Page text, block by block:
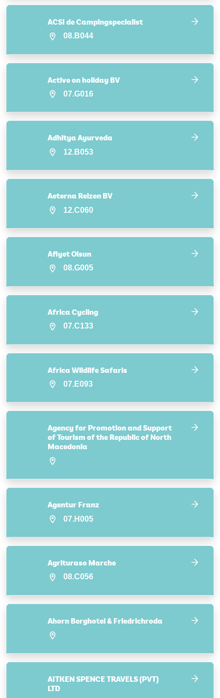
ACSI de Campingspecialist
08.B044
Active on holiday BV
07.G016
Adhitya Ayurveda
12.B053
Aeterna Reizen BV
12.C060
Afiyet Olsun
08.G005
Africa Cycling
07.C133
Africa Wildlife Safaris
07.E093
Agency for Promotion and Support
of Tourism of the Republic of North
Macedonia
Agentur Franz
07.H005
Agrituraso Marche
08.C056
Ahorn Berghotel & Friedrichroda
AITKEN SPENCE TRAVELS (PVT)
LTD